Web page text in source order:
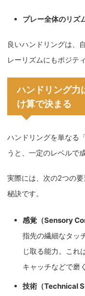
プレー全体のリズ
良いハンドリングは、
レーリズムにもポジテ
ハンドリング力
け算で決まる
ハンドリングを単なる
うと、一定のレベルで
実際には、次の2つの
秘訣です。
感覚（Sensory
指先の繊細なタッ
じ取る能力。これ
キャッチなどで磨
技術（Technical